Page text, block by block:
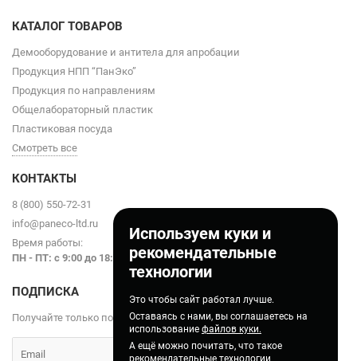
Используем куки и
рекомендательные
технологии
Это чтобы сайт работал лучше.
Оставаясь с нами, вы соглашаетесь на
использование файлов куки.
А ещё можно почитать, что такое
рекомендательные технологии
КАТАЛОГ ТОВАРОВ
Демооборудование и антитела для апробации
Продукция НПП “ПанЭко”
Продукция по направлениям
Общелабораторный пластик
Пластиковая посуда
Смотреть все
КОНТАКТЫ
8 (800) 550-72-31
info@paneco-ltd.ru
Время работы:
ПН - ПТ: с 9:00 до 18:00
ПОДПИСКА
Получайте только полезные статьи!